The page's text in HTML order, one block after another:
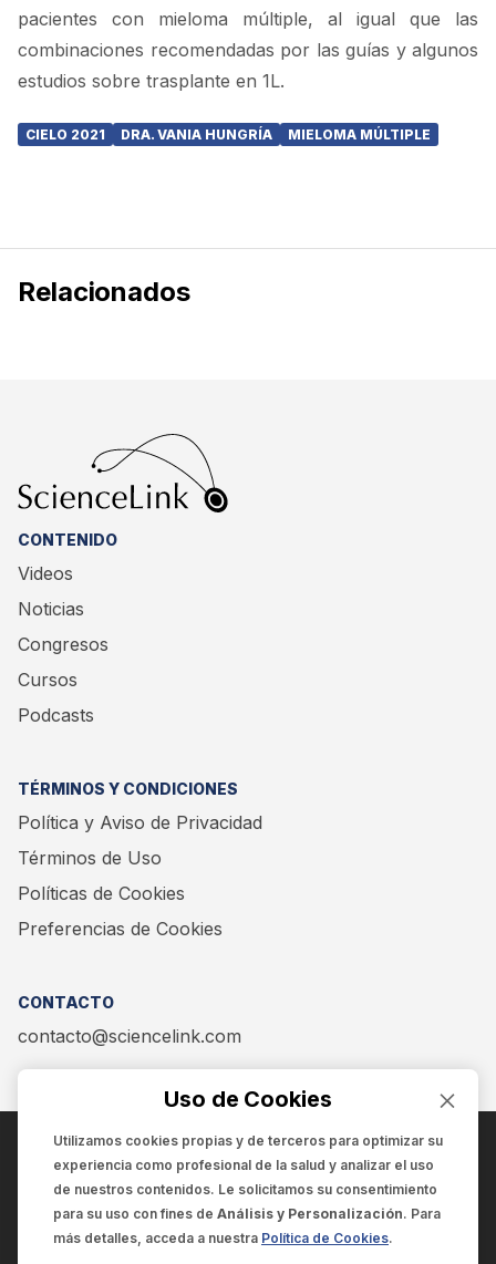
pacientes con mieloma múltiple, al igual que las
combinaciones recomendadas por las guías y algunos
estudios sobre trasplante en 1L.
CIELO 2021 DRA. VANIA HUNGRÍA MIELOMA MÚLTIPLE
Relacionados
CONTENIDO
Videos
Noticias
Congresos
Cursos
Podcasts
TÉRMINOS Y CONDICIONES
Política y Aviso de Privacidad
Términos de Uso
Políticas de Cookies
Preferencias de Cookies
CONTACTO
contacto@sciencelink.com
ENCUÉNTRANOS EN:
Uso de Cookies
Utilizamos cookies propias y de terceros para optimizar su
experiencia como profesional de la salud y analizar el uso
de nuestros contenidos. Le solicitamos su consentimiento
para su uso con fines de Análisis y Personalización. Para
más detalles, acceda a nuestra Política de Cookies.